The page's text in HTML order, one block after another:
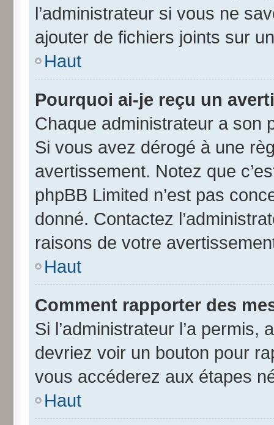
l’administrateur si vous ne
ajouter de fichiers joints sur
Haut
Pourquoi ai-je reçu un
Chaque administrateur a son
Si vous avez dérogé à une
avertissement. Notez que
phpBB Limited n’est pas
donné. Contactez
raisons de votre
Haut
Comment rapporter des
Si l’administrateur l’a
devriez voir un bouton pour
vous accéderez aux étapes
Haut